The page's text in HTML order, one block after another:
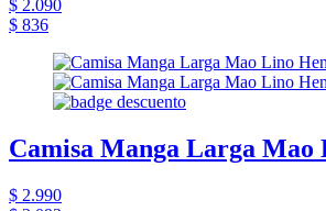
$ 2.090
$ 836
Camisa Manga Larga Mao
$ 2.990